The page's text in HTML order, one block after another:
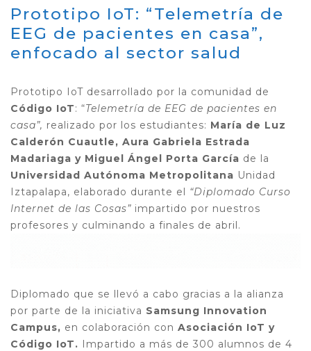
Prototipo IoT: “Telemetría de
EEG de pacientes en casa”,
enfocado al sector salud
Prototipo IoT desarrollado por la comunidad de
Código IoT: “Telemetría de EEG de pacientes en
casa”, realizado por los estudiantes: María de Luz
Calderón Cuautle, Aura Gabriela Estrada
Madariaga y Miguel Ángel Porta García de la
Universidad Autónoma Metropolitana Unidad
Iztapalapa, elaborado durante el “Diplomado Curso
Internet de las Cosas” impartido por nuestros
profesores y culminando a finales de abril.
Diplomado que se llevó a cabo gracias a la alianza
por parte de la iniciativa Samsung Innovation
Campus, en colaboración con Asociación IoT y
Código IoT. Impartido a más de 300 alumnos de 4